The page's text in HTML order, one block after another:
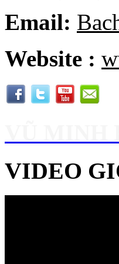
Email:
Website :
VIDEO